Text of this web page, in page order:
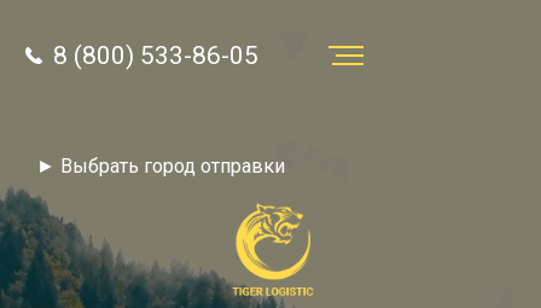
► Выбрать город отправки
8 (800) 533-86-05